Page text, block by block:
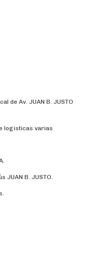
de Av. JUAN B. JUSTO
logisticas varias
JUAN B. JUSTO.